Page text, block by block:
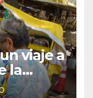
viaje a
la